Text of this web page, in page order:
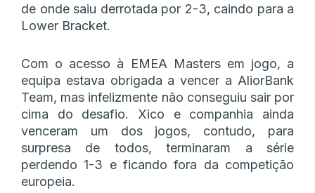
de onde saiu derrotada por 2-3, caindo para a
Lower Bracket.
Com o acesso à EMEA Masters em jogo, a
equipa estava obrigada a vencer a AliorBank
Team, mas infelizmente não conseguiu sair por
cima do desafio. Xico e companhia ainda
venceram um dos jogos, contudo, para
surpresa de todos, terminaram a série
perdendo 1-3 e ficando fora da competição
europeia.